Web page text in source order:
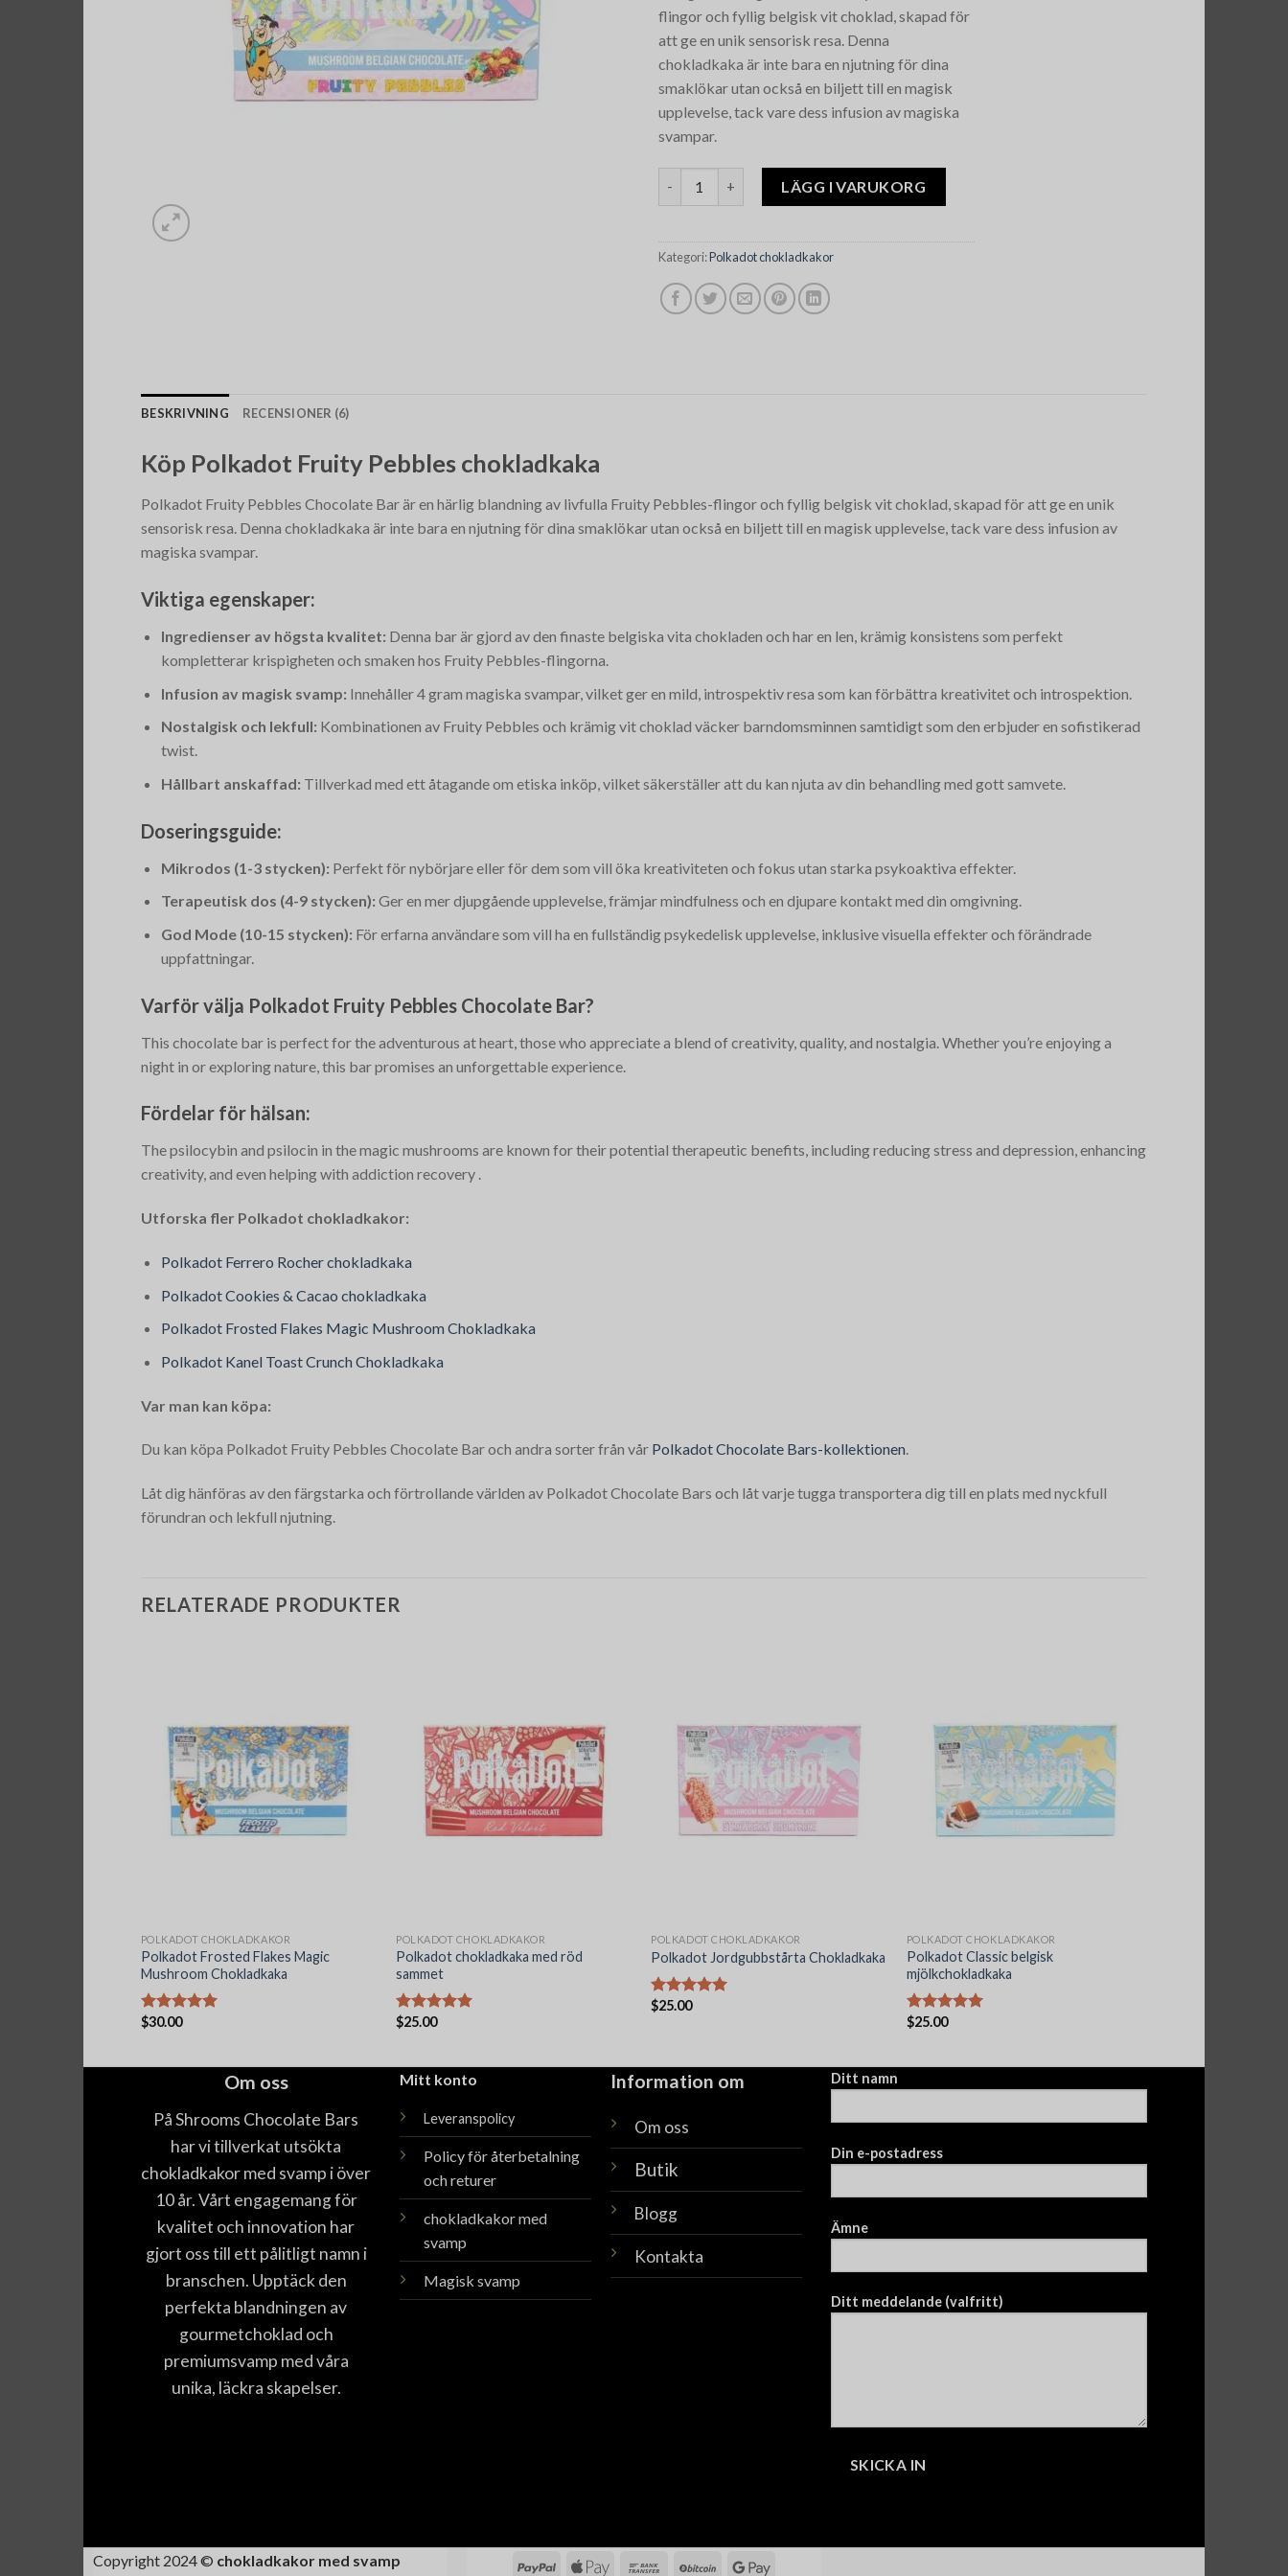
flingor och fyllig belgisk vit choklad, skapad för
att ge en unik sensorisk resa. Denna
chokladkaka är inte bara en njutning för dina
smaklökar utan också en biljett till en magisk
upplevelse, tack vare dess infusion av magiska
svampar.
Polkadot Fruity Pebbles Chocolate Bar mängd
LÄGG I VARUKORG
Kategori:Polkadot chokladkakor
BESKRIVNING RECENSIONER (6)
Köp Polkadot Fruity Pebbles chokladkaka
Polkadot Fruity Pebbles Chocolate Bar är en härlig blandning av livfulla Fruity Pebbles-flingor och fyllig belgisk vit choklad, skapad för att ge en unik
sensorisk resa. Denna chokladkaka är inte bara en njutning för dina smaklökar utan också en biljett till en magisk upplevelse, tack vare dess infusion av
magiska svampar.
Viktiga egenskaper:
Ingredienser av högsta kvalitet: Denna bar är gjord av den finaste belgiska vita chokladen och har en len, krämig konsistens som perfekt
kompletterar krispigheten och smaken hos Fruity Pebbles-flingorna.
Infusion av magisk svamp: Innehåller 4 gram magiska svampar, vilket ger en mild, introspektiv resa som kan förbättra kreativitet och introspektion.
Nostalgisk och lekfull: Kombinationen av Fruity Pebbles och krämig vit choklad väcker barndomsminnen samtidigt som den erbjuder en sofistikerad
twist.
Hållbart anskaffad: Tillverkad med ett åtagande om etiska inköp, vilket säkerställer att du kan njuta av din behandling med gott samvete.
Doseringsguide:
Mikrodos (1-3 stycken): Perfekt för nybörjare eller för dem som vill öka kreativiteten och fokus utan starka psykoaktiva effekter.
Terapeutisk dos (4-9 stycken): Ger en mer djupgående upplevelse, främjar mindfulness och en djupare kontakt med din omgivning.
God Mode (10-15 stycken): För erfarna användare som vill ha en fullständig psykedelisk upplevelse, inklusive visuella effekter och förändrade
uppfattningar.
Varför välja Polkadot Fruity Pebbles Chocolate Bar?
This chocolate bar is perfect for the adventurous at heart, those who appreciate a blend of creativity, quality, and nostalgia. Whether you’re enjoying a
night in or exploring nature, this bar promises an unforgettable experience.
Fördelar för hälsan:
The psilocybin and psilocin in the magic mushrooms are known for their potential therapeutic benefits, including reducing stress and depression, enhancing
creativity, and even helping with addiction recovery​ .
Utforska fler Polkadot chokladkakor:
Polkadot Ferrero Rocher chokladkaka
Polkadot Cookies & Cacao chokladkaka
Polkadot Frosted Flakes Magic Mushroom Chokladkaka
Polkadot Kanel Toast Crunch Chokladkaka
Var man kan köpa:
Du kan köpa Polkadot Fruity Pebbles Chocolate Bar och andra sorter från vår Polkadot Chocolate Bars-kollektionen.
Låt dig hänföras av den färgstarka och förtrollande världen av Polkadot Chocolate Bars och låt varje tugga transportera dig till en plats med nyckfull
förundran och lekfull njutning.
RELATERADE PRODUKTER
POLKADOT CHOKLADKAKOR
Polkadot Frosted Flakes Magic
Mushroom Chokladkaka
Betygsatt
$30.00
POLKADOT CHOKLADKAKOR
Polkadot chokladkaka med röd
sammet
Betygsatt
$25.00
POLKADOT CHOKLADKAKOR
Polkadot Jordgubbstårta Chokladkaka
Betygsatt
$25.00
POLKADOT CHOKLADKAKOR
Polkadot Classic belgisk
mjölkchokladkaka
Betygsatt
$25.00
Om oss
På Shrooms Chocolate Bars
har vi tillverkat utsökta
chokladkakor med svamp i över
10 år. Vårt engagemang för
kvalitet och innovation har
gjort oss till ett pålitligt namn i
branschen. Upptäck den
perfekta blandningen av
gourmetchoklad och
premiumsvamp med våra
unika, läckra skapelser.
Mitt konto
Leveranspolicy
Policy för återbetalning
och returer
chokladkakor med
svamp
Magisk svamp
Information om
Om oss
Butik
Blogg
Kontakta
Ditt namn
Din e-postadress
Ämne
Ditt meddelande (valfritt)
Copyright 2024 © chokladkakor med svamp